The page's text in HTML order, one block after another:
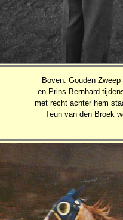
Boven: Gouden
en Prins Bernhard
met recht achter hem
Teun van den Broek